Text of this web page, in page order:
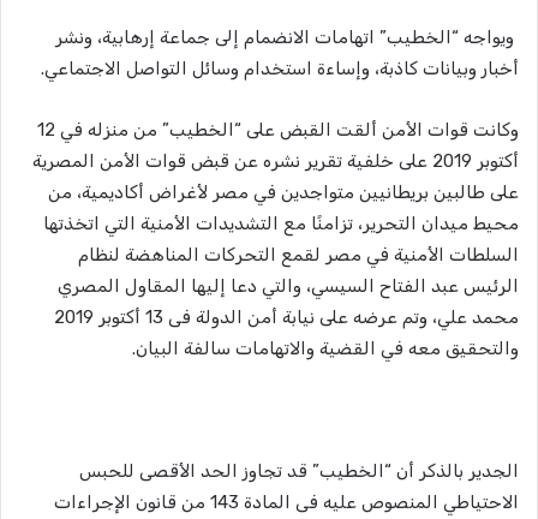
ويواجه “الخطيب” اتهامات الانضمام إلى جماعة إرهابية، ونشر
أخبار وبيانات كاذبة، وإساءة استخدام وسائل التواصل الاجتماعي.
وكانت قوات الأمن ألقت القبض على “الخطيب” من منزله في 12
أكتوبر 2019 على خلفية تقرير نشره عن قبض قوات الأمن المصرية
على طالبين بريطانيين متواجدين في مصر لأغراض أكاديمية، من
محيط ميدان التحرير، تزامنًا مع التشديدات الأمنية التي اتخذتها
السلطات الأمنية في مصر لقمع التحركات المناهضة لنظام
الرئيس عبد الفتاح السيسي، والتي دعا إليها المقاول المصري
محمد علي، وتم عرضه على نيابة أمن الدولة فى 13 أكتوبر 2019
والتحقيق معه في القضية والاتهامات سالفة البيان.
الجدير بالذكر أن “الخطيب” قد تجاوز الحد الأقصى للحبس
الاحتياطي المنصوص عليه فى المادة 143 من قانون الإجراءات